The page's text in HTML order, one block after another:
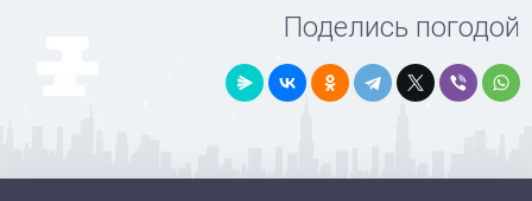
Поделись погодой